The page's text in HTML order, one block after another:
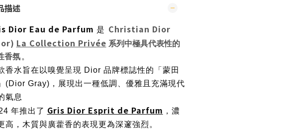
描述
Dior Eau de Parfum 是 Christian Dior
La Collection Privée 系列中極具代表性的
香氛 。
香水旨在以嗅覺呈現 Dior 品牌標誌性的「蒙田
(Dior Gray)，展現出一種低調、優雅且充滿現代
氣息
年推出了 Gris Dior Esprit de Parfum ，濃
高，木質與廣藿香的表現更為深邃強烈。